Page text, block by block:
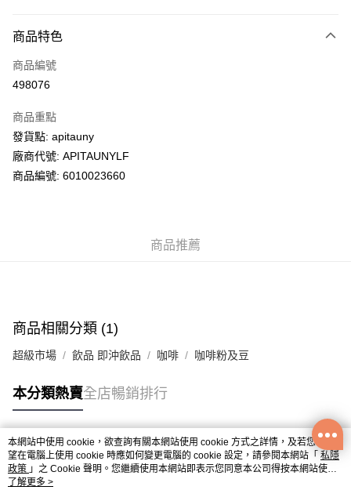
信用卡
AlipayHK
WeChat Pay
送貨方式
每筆HK$50.00，滿HK$200.00或以上免運費
UNY 門市自取
商品特色
商品編號
498076
商品重點
發貨點: apitauny
廠商代號: APITAUNYLF
商品編號: 6010023660
商品推薦
商品相關分類 (1)
超級市場 飲品 即沖飲品 咖啡 咖啡粉及豆
本分類熱賣全店暢銷排行
熱門標籤
熱銷排行
本網站中使用 cookie，欲查詢有關本網站使用 cookie 方式之詳情，及若您不希
望在電腦上使用 cookie 時應如何變更電腦的 cookie 設定，請參閱本網站「 私隱
政策 」之 Cookie 聲明。您繼續使用本網站即表示您同意本公司得按本網站使用
條款之 Cookie 聲明使用 cookie。
了解更多 >